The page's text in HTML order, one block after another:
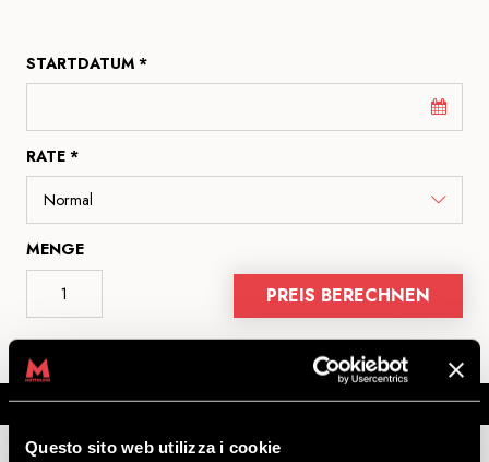
Questo sito web utilizza i cookie
STARTDATUM *
RATE *
MENGE
PREIS BERECHNEN
Beschreibung Weitere Informationen Hinweis